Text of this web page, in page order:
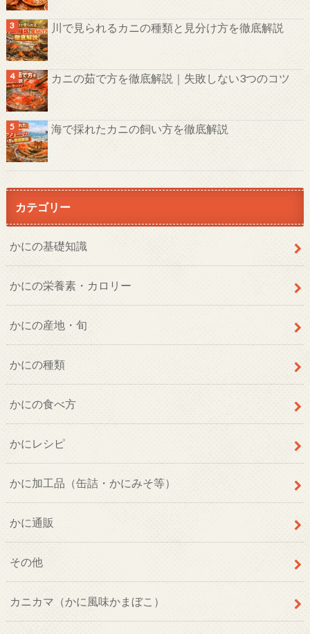
川で見られるカニの種類と見分け方を徹底解説
カニの茹で方を徹底解説｜失敗しない3つのコツ
海で採れたカニの飼い方を徹底解説
カテゴリー
かにの基礎知識
かにの栄養素・カロリー
かにの産地・旬
かにの種類
かにの食べ方
かにレシピ
かに加工品（缶詰・かにみそ等）
かに通販
その他
カニカマ（かに風味かまぼこ）